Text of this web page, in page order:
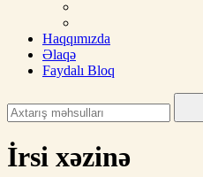
Haqqımızda
Əlaqə
Faydalı Bloq
for:
İrsi xəzinə